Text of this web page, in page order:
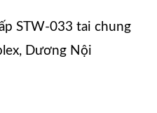
STW-033 tai chung
Dương Nội